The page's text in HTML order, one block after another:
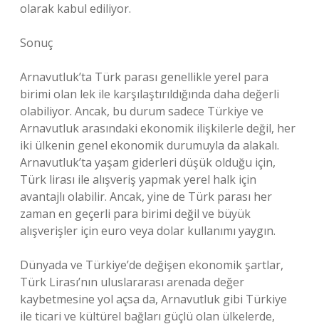
olarak kabul ediliyor.
Sonuç
Arnavutluk’ta Türk parası genellikle yerel para
birimi olan lek ile karşılaştırıldığında daha değerli
olabiliyor. Ancak, bu durum sadece Türkiye ve
Arnavutluk arasındaki ekonomik ilişkilerle değil, her
iki ülkenin genel ekonomik durumuyla da alakalı.
Arnavutluk’ta yaşam giderleri düşük olduğu için,
Türk lirası ile alışveriş yapmak yerel halk için
avantajlı olabilir. Ancak, yine de Türk parası her
zaman en geçerli para birimi değil ve büyük
alışverişler için euro veya dolar kullanımı yaygın.
Dünyada ve Türkiye’de değişen ekonomik şartlar,
Türk Lirası’nın uluslararası arenada değer
kaybetmesine yol açsa da, Arnavutluk gibi Türkiye
ile ticari ve kültürel bağları güçlü olan ülkelerde,